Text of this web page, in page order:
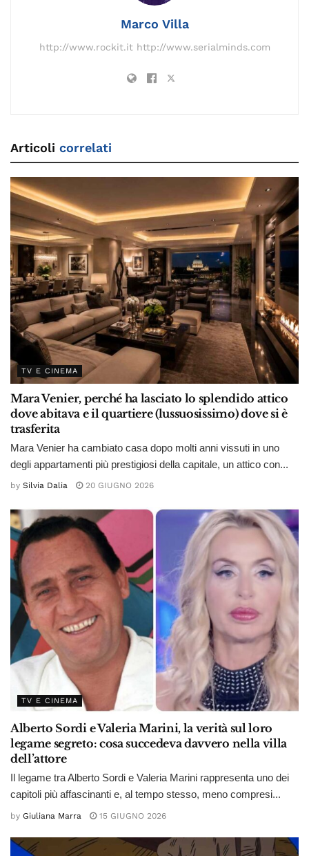
Marco Villa
http://www.rockit.it http://www.serialminds.com
Articoli correlati
TV E CINEMA
Mara Venier, perché ha lasciato lo splendido attico
dove abitava e il quartiere (lussuosissimo) dove si è
trasferita
Mara Venier ha cambiato casa dopo molti anni vissuti in uno
degli appartamenti più prestigiosi della capitale, un attico con...
by Silvia Dalia 20 GIUGNO 2026
TV E CINEMA
Alberto Sordi e Valeria Marini, la verità sul loro
legame segreto: cosa succedeva davvero nella villa
dell’attore
Il legame tra Alberto Sordi e Valeria Marini rappresenta uno dei
capitoli più affascinanti e, al tempo stesso, meno compresi...
by Giuliana Marra 15 GIUGNO 2026